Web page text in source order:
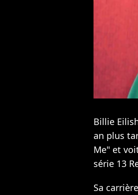
Billie
an plus
Me" et
série 13
Sa